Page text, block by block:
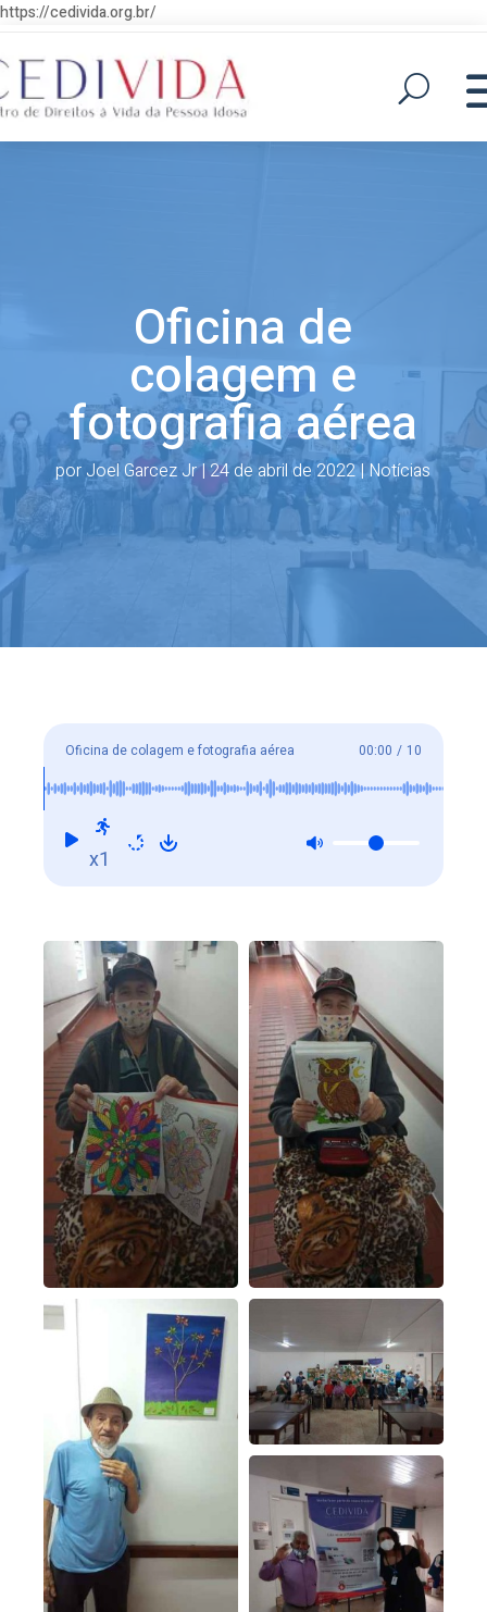
https://cedivida.org.br/
Oficina de
colagem e
fotografia aérea
porJoel Garcez Jr|24 de abril de 2022|Notícias
Oficina de colagem e fotografia aérea 00:00 / 10
x1